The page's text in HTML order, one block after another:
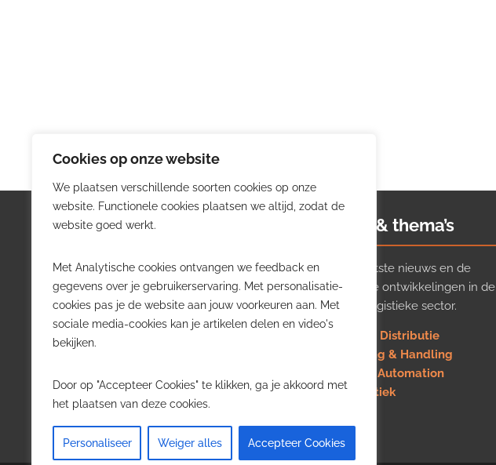
Cookies op onze website
We plaatsen verschillende soorten cookies op onze
website. Functionele cookies plaatsen we altijd, zodat de
website goed werkt.
Met Analytische cookies ontvangen we feedback en
gegevens over je gebruikerservaring. Met personalisatie-
cookies pas je de website aan jouw voorkeuren aan. Met
sociale media-cookies kan je artikelen delen en video's
bekijken.
Door op "Accepteer Cookies" te klikken, ga je akkoord met
het plaatsen van deze cookies.
Personaliseer Weiger alles Accepteer Cookies
Logistiek.be
Logistiek.be brengt dagelijks nieuws,
trends en praktijkverhalen over
transport, warehousing, supply chain
en automatisering in België.
willen volgen.
Nieuws & thema’s
Volg het laatste nieuws en de
belangrijkste ontwikkelingen in de
Belgische logistieke sector.
Transport & Distributie
Warehousing & Handling
Software & Automation
Job in logistiek